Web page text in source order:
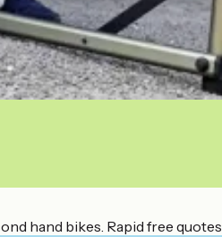
hand bikes. Rapid free quotes